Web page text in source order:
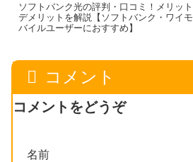
ソフトバンク光の評判・口コミ！メリット
デメリットを解説【ソフトバンク・ワイモ
バイルユーザーにおすすめ】
コメント
コメントをどうぞ
名前